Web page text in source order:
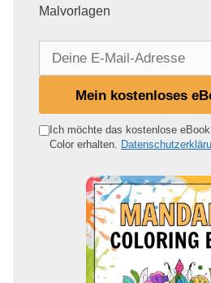
Malvorlagen
e
Mein kostenloses
Ich möchte das kostenlose
Color erhalten.